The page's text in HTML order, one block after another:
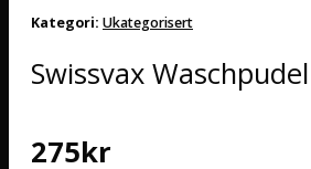
Kategori: Ukategorisert
Swissvax
275kr